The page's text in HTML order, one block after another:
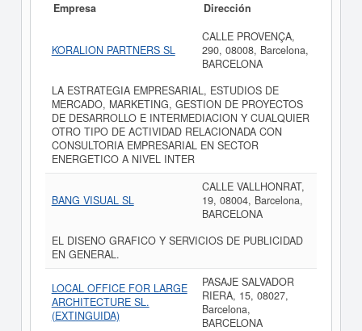
Empresa Dirección
KORALION PARTNERS SL
CALLE PROVENÇA,
290, 08008, Barcelona,
BARCELONA
LA ESTRATEGIA EMPRESARIAL, ESTUDIOS DE
MERCADO, MARKETING, GESTION DE PROYECTOS
DE DESARROLLO E INTERMEDIACION Y CUALQUIER
OTRO TIPO DE ACTIVIDAD RELACIONADA CON
CONSULTORIA EMPRESARIAL EN SECTOR
ENERGETICO A NIVEL INTER
BANG VISUAL SL
CALLE VALLHONRAT,
19, 08004, Barcelona,
BARCELONA
EL DISENO GRAFICO Y SERVICIOS DE PUBLICIDAD
EN GENERAL.
LOCAL OFFICE FOR LARGE
ARCHITECTURE SL.
(EXTINGUIDA)
PASAJE SALVADOR
RIERA, 15, 08027,
Barcelona,
BARCELONA